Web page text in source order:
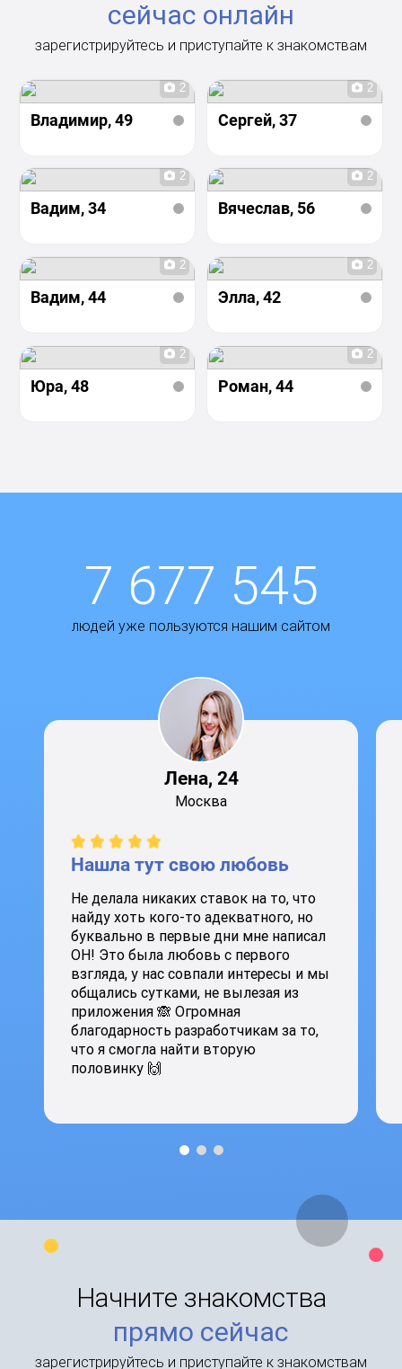
сейчас онлайн
зарегистрируйтесь и приступайте к знакомствам
2
Владимир, 49
2
Сергей, 37
2
Вадим, 34
2
Вячеслав, 56
2
Вадим, 44
2
Элла, 42
2
Юра, 48
2
Роман, 44
7 677 545
людей уже пользуются нашим сайтом
Лена, 24
Москва
Нашла тут свою любовь
Не делала никаких ставок на то, что
найду хоть кого-то адекватного, но
буквально в первые дни мне написал
ОН! Это была любовь с первого
взгляда, у нас совпали интересы и мы
общались сутками, не вылезая из
приложения 🙈 Огромная
благодарность разработчикам за то,
что я смогла найти вторую
половинку 🙌
Начните знакомства
прямо сейчас
зарегистрируйтесь и приступайте к знакомствам